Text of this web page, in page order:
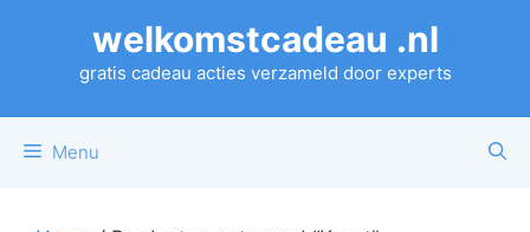
welkomstcadeau .nl
gratis cadeau acties verzameld door experts
Menu